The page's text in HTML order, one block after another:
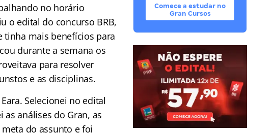
no horário
o edital do concurso BRB,
tinha mais benefícios para
durante a semana os
para resolver
e as disciplinas.
Selecionei no edital
análises do Gran, as
do assunto e foi
Comece a estudar no
Gran Cursos